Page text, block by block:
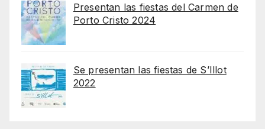
Presentan las fiestas del Carmen de
Porto Cristo 2024
Se presentan las fiestas de S’Illot
2022